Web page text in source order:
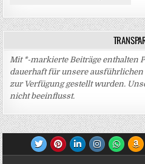
Mit *-markierte Beiträge enthalten
dauerhaft für unsere
zur Verfügung gestellt wurden.
nicht beeinflusst.